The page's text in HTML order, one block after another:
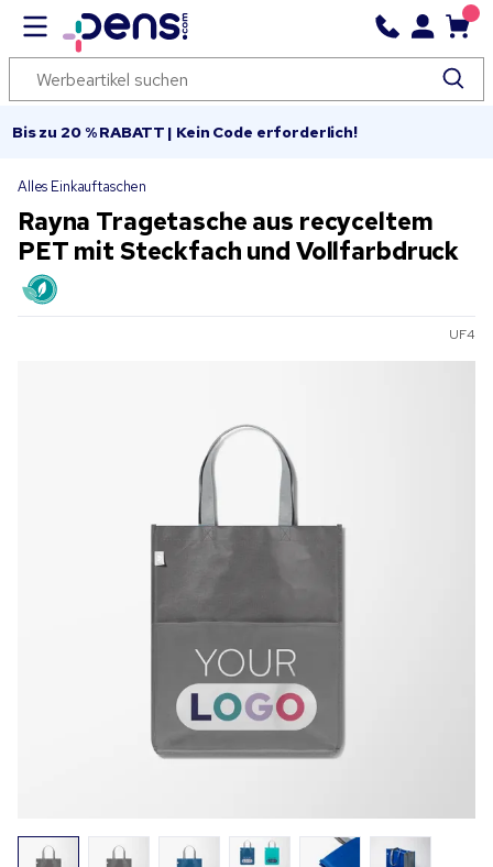
Bis zu 20 % RABATT | Kein Code erforderlich!
Alles Einkauftaschen
Rayna Tragetasche aus recyceltem
PET mit Steckfach und Vollfarbdruck
UF4